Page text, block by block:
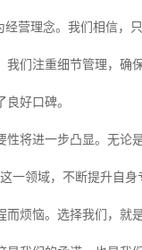
营理念。我们相信
们注重细节管理，确
好口碑。
将进一步凸显。无
领域，不断提升自
烦恼。选择我们，就